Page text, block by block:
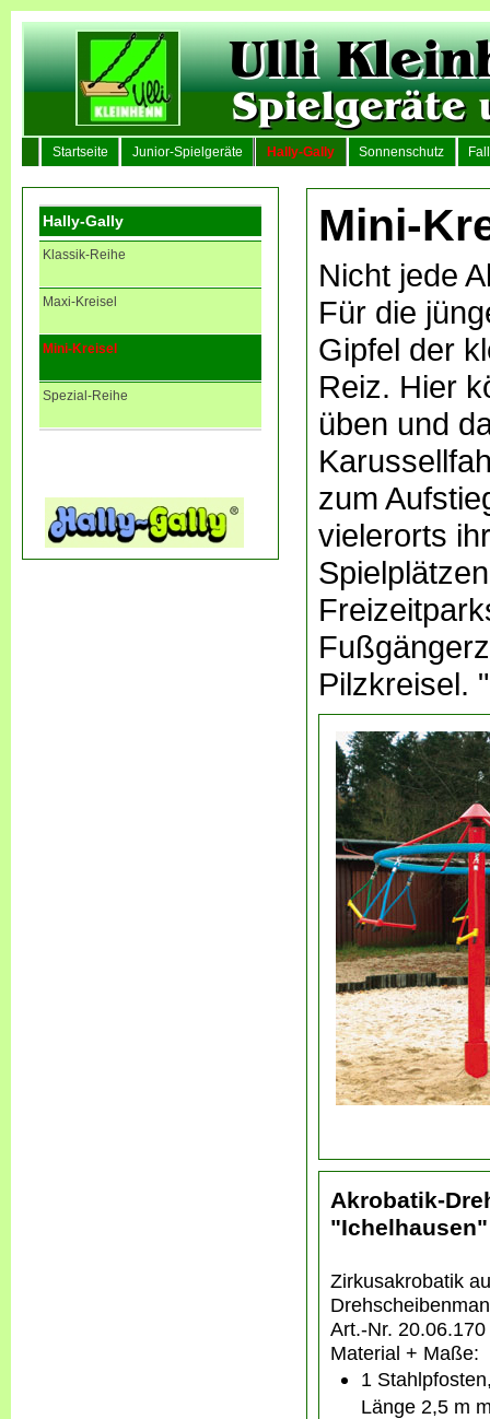
Startseite Junior-Spielgeräte Hally-Gally Sonnenschutz
Hally-Gally
Klassik-Reihe
Maxi-Kreisel
Mini-Kreisel
Spezial-Reihe
Mini-
Nicht jede
Für die
Gipfel der
Reiz. Hier
üben und
zum
vielerorts
Pilzkreisel.
Akrobatik-
"Ichelhausen"
Zirkusakrobatik
Art.-Nr. 20.06.170
Material + Maße:
1
Länge 2,5 m